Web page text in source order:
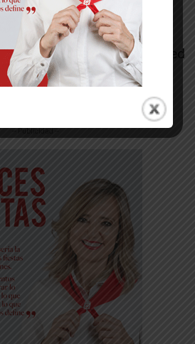
de Autismo (ANA) y
incorporan este año a la red
con convenio de
de Tudela.